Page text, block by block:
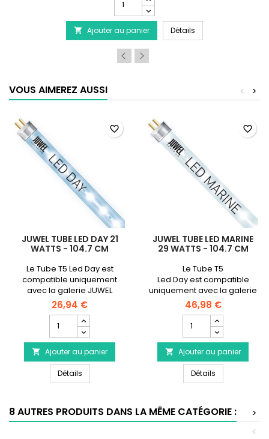
retour pour pompe à air
quantité
du
produit
JUWEL
Tube
LED
cm
 Ajouter au panier Détails
VOUS AIMEREZ AUSSI >
<
JUWEL TUBE LED DAY 21
WATTS - 104.7 CM
Le Tube T5 Led Day est
compatible uniquement
avec la galerie JUWEL
Multilux Led 120 cm
26,94 €
quantité
du
produit
JUWEL
Tube
LED
21
Watts
 Ajouter au panier
DétailsJUWEL Tube LED Day 21 Watts - 104.7 cm
favorite_border
JUWEL TUBE LED MARINE
29 WATTS - 104.7 CM
Le Tube T5
Led Day est compatible
uniquement avec la galerie
JUWEL Multilux Led 120
46,98 €
quantité
du
produit
JUWEL
Tube
LED
29
Watts
 Ajouter au panier
DétailsJUWEL Tube
favorite_border
8 AUTRES PRODUITS DANS LA MÊME CATÉGORIE :
>
<